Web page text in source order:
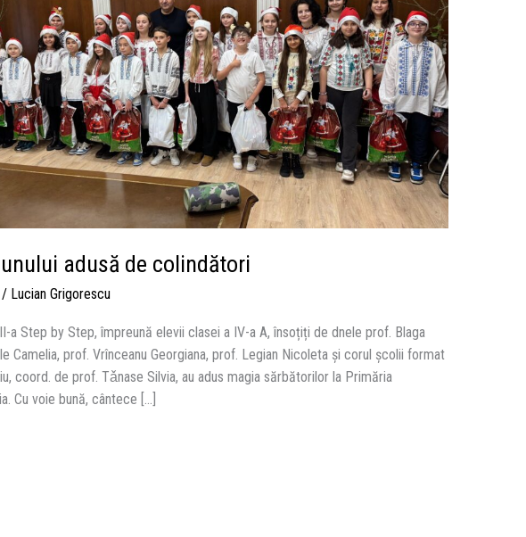
adusă de colindători
Lucian Grigorescu
a Step by Step, împreună elevii clasei a IV-a A, însoțiți de dnele prof. Blaga
Camelia, prof. Vrînceanu Georgiana, prof. Legian Nicoleta și corul școlii format
coord. de prof. Tǎnase Silvia, au adus magia sărbătorilor la Primăria
Cu voie bună, cântece […]